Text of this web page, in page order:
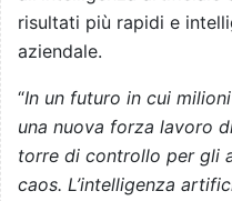
risultati più rapidi e
aziendale.
“In un futuro in cui
una nuova forza lavoro
torre di controllo per gli
caos. L’intelligenza